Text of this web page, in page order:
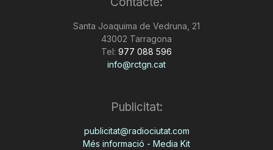
Santa Joaquima de Vedruna, 21
43002 Tarragona
Tel: 977 088 596
info@rctgn.cat
Publicitat:
publicitat@radiociutat.com
Més informació - Media Kit